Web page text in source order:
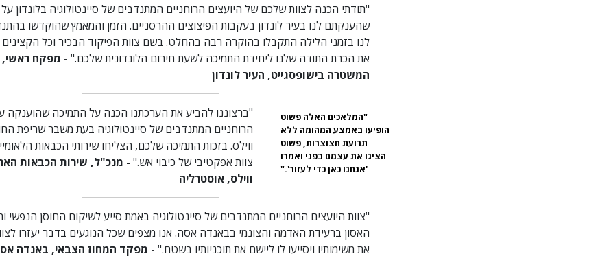
"תודתי הכנה לצוות שלכם של היועצים הרוחניים המתנדבים של סיינטולוגיה בלונדון
שהענקתם לנו בעיר לונדון בעקבות הפיצוצים ההרסניים. הזמן והמאמץ שהוקדשו
לנו בזמני הלילה התקבלו בהוקרה רבה בהחלט. בשם צוות הפיקוד הבכיר וכל
את הכרת התודה שלנו ליחידת התמיכה לשעת חירום הלונדונית שלכם." - מפקח
המשטרה בישופסגייט, העיר לונדון
"המלאכים האלה פשוט
הופיעו באמצע המהומה ללא
תרועת חצוצרות, פשוט
הציגו את עצמם בפני ואמרו
'אנחנו כאן כדי לעזור'."
"ברצוננו להביע את הערכתנו הכנה על התמיכה שהוענקה
הרוחניים המתנדבים של סיינטולוגיה בעת משבר שריפת
ווילס. בזכות התמיכה שלכם, הצליחו שירותי הכבאות
צוות אפקטיבי של כיבוי אש." - מנכ"ל, שירות הכבאות
ווילס, אוסטרליה
"צוות היועצים הרוחניים המתנדבים של סיינטולוגיה באמת סייע לשיקום החוסן הנפשי
האסון ברעידת האדמה והצונמי בבאנדה אסה. אנו מצפים שכל הנוגעים בדבר יעזרו
את משימותיו ויסייעו לו ליישם את תוכניותיו בשטח." - מפקד המחוז הצבאי, באנדה